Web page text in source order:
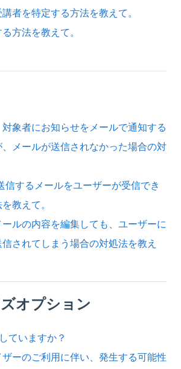
者を特定する方法を教えて。
方法を教えて。
対象者にお知らせをメールで通知する
メールが送信されなかった場合の対
信するメールをユーザーが受信でき
教えて。
ールの内容を編集しても、ユーザーに
されてしまう場合の対処法を教え
オプション
ていますか？
ーのご利用に伴い、発生する可能性